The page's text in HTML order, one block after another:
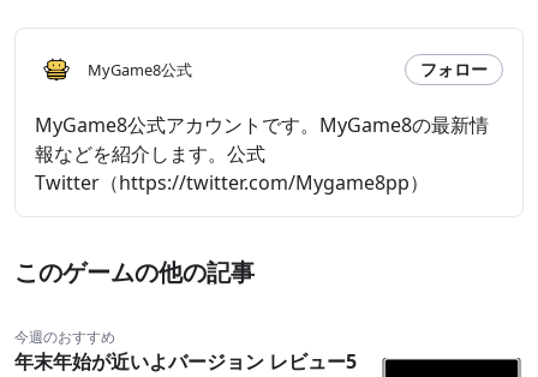
MyGame8公式 フォロー
MyGame8公式アカウントです。MyGame8の最新情
報などを紹介します。公式
Twitter（https://twitter.com/Mygame8pp）
このゲームの他の記事
今週のおすすめ
年末年始が近いよバージョン レビュー5